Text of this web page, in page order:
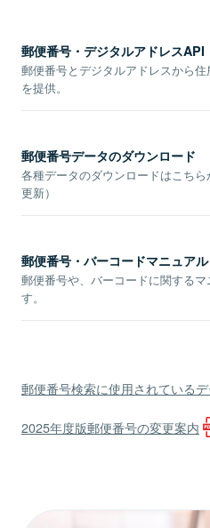
郵便番号・デジタルアドレスAPI
郵便番号とデジタルアドレスから
を提供。
郵便番号データのダウンロード
各種データのダウンロードはこち
更新）
郵便番号・バーコードマニュアル
郵便番号や、バーコードに関する
す。
郵便番号検索に使用されている
2025年度版郵便番号の変更案内